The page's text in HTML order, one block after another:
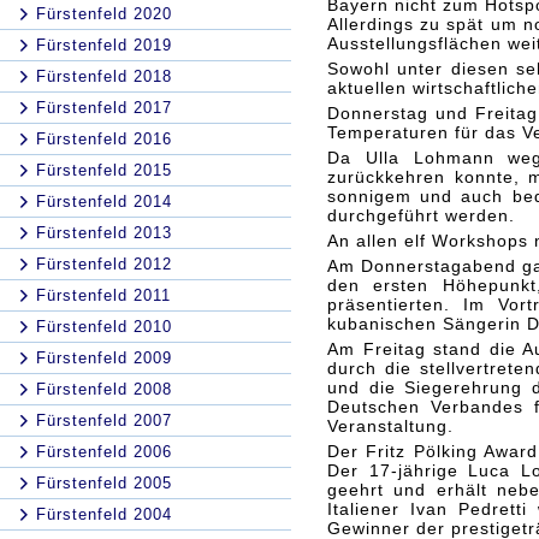
Fürstenfeld 2020
Fürstenfeld 2019
Fürstenfeld 2018
Fürstenfeld 2017
Fürstenfeld 2016
Fürstenfeld 2015
Fürstenfeld 2014
Fürstenfeld 2013
Fürstenfeld 2012
Fürstenfeld 2011
Fürstenfeld 2010
Fürstenfeld 2009
Fürstenfeld 2008
Fürstenfeld 2007
Fürstenfeld 2006
Fürstenfeld 2005
Fürstenfeld 2004
Bayern nicht zum
Allerdings zu spät um
Ausstellungsflächen
Sowohl unter diesen
aktuellen
Donnerstag und
Temperaturen für das
Da Ulla Lohmann
zurückkehren konnte,
sonnigem und auch
durchgeführt werden.
An allen elf Workshops
Am Donnerstagabend
den ersten
präsentierten. Im
kubanischen Sängerin
Am Freitag stand die
durch die
und die Siegerehrung
Deutschen
Veranstaltung.
Der Fritz Pölking
Der 17-jährige Luca
geehrt und erhält
Italiener Ivan Pedretti
Gewinner der